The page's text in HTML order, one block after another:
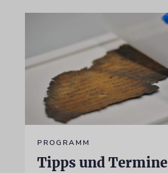
PROGRAMM
Tipps und Termine